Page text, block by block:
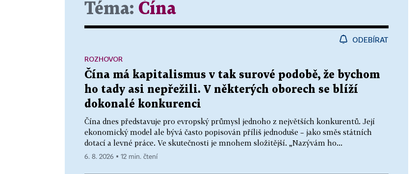
Téma: Čína
ODEBÍRAT
Čína má kapitalismus v tak surové podobě, že bychom
ho tady asi nepřežili. V některých oborech se blíží
dokonalé konkurenci
Čína dnes představuje pro evropský průmysl jednoho z největších konkurentů. Její
ekonomický model ale bývá často popisován příliš jednoduše – jako směs státních
dotací a levné práce. Ve skutečnosti je mnohem složitější. „Nazývám ho...
ROZHOVOR
6. 8. 2026 ▪ 12 min. čtení